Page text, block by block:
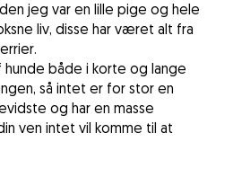
jeg var en lille pige og hele
liv, disse har været alt fra
hunde både i korte og lange
så intet er for stor en
og har en masse
ven intet vil komme til at